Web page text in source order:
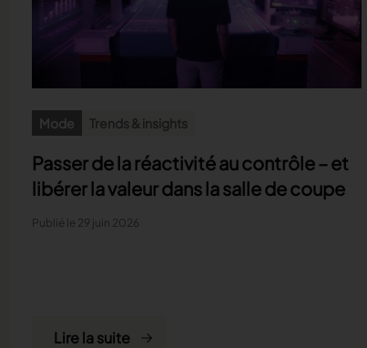
Mode Trends & insights
Passer de la réactivité au contrôle – et
libérer la valeur dans la salle de coupe
Publié le 29 juin 2026
Lire la suite